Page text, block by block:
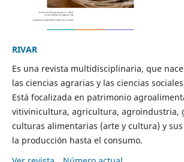
RIVAR
Es una revista multidisciplinaria, que
las ciencias agrarias y las ciencias
Está focalizada en patrimonio
vitivinicultura, agricultura, agroindustria,
culturas alimentarias (arte y cultura) y
la producción hasta el consumo.